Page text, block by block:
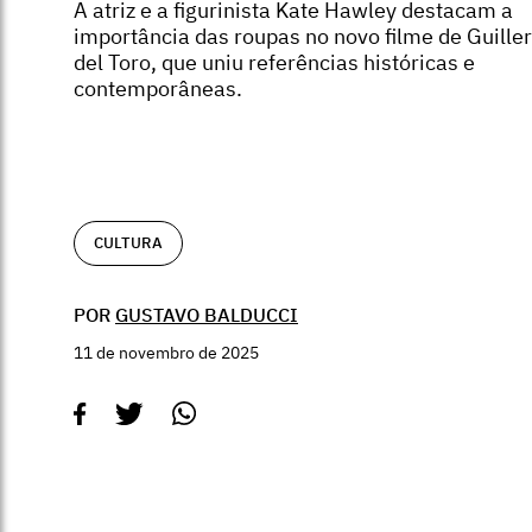
A atriz e a figurinista Kate Hawley destacam a
importância das roupas no novo filme de
del Toro, que uniu referências históricas e
contemporâneas.
CULTURA
POR GUSTAVO BALDUCCI
11 de novembro de 2025